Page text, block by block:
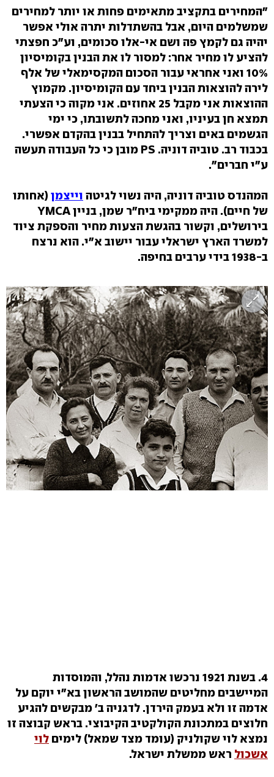
"המחירים בתקציב מתאימים פחות או יותר למחירים
שמשלמים היום, אבל בהשתדלות יתרה אולי אפשר
יהיה גם לקמץ פה ושם אי-אלו סכומים, וע"כ חפצתי
להציע לו מחיר אחר: למסור לו את הבנין בקומיסיון
10% ואני אחראי עבור הסכום המקסימאלי של אלף
לירה להוצאות הבנין ביחד עם הקומיסיון. מקמוץ
ההוצאות אני מקבל 25 אחוזים. אני מקוה כי הצעתי
תמצא חן בעיניו, ואני מחכה לתשובתו, כי ימי
הגשמים באים וצריך להתחיל בבנין בהקדם אפשרי.
בכבוד רב. טוביה דוניה. PS מובן כי כל העבודה תעשה
ע"י חברים".
המהנדס טוביה דוניה, היה נשוי לגיטה וייצמן (אחותו
של
חיים). היה ממקימי ביח"ר שמן, בניין YMCA
בירושלים, וקשור בהגשת הצעות מחיר והספקת ציוד
למשרד הארץ ישראלי עבור יישוב א"י. הוא נרצח
ב-1938 בידי ערבים בחיפה.
4. בשנת 1921 נרכשו אדמות נהלל, והמוסדות
המיישבים מחליטים שהמושב הראשון בא"י יוקם על
אדמה זו ולא בעמק הירדן. לדגניה ב' מבקשים להגיע
חלוצים במתכונת הקולקטיב הקיבוצי. בראש קבוצה זו
נמצא לוי שקולניק (עומד מצד שמאל) לימים לוי
אשכול ראש ממשלת ישראל.